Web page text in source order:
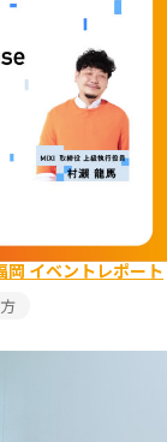
イベントレポート